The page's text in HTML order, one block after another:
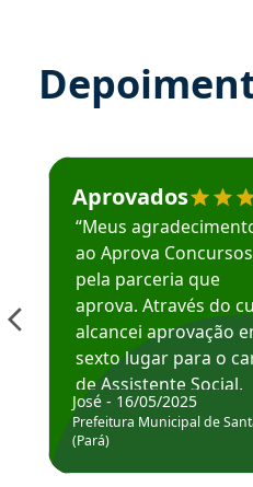
Estudante José
Aprovados
“Meus
ao Aprova Concursos
pela parceria que
aprova. Através do
alcancei aprovação
sexto lugar para o
de Assistente Social.
Hoje estou atuando na
Prefeitura de
José - 16/05/2025
Prefeitura Municipal de
(Pará)